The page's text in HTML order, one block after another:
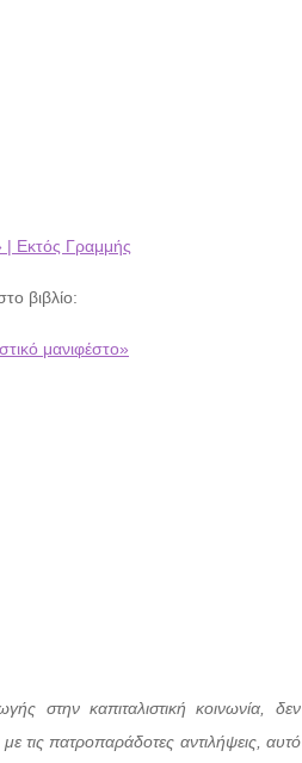
| Εκτός Γραμμής
βιβλίο:
μανιφέστο»
στην καπιταλιστική κοινωνία, δεν
τις πατροπαράδοτες αντιλήψεις, αυτό